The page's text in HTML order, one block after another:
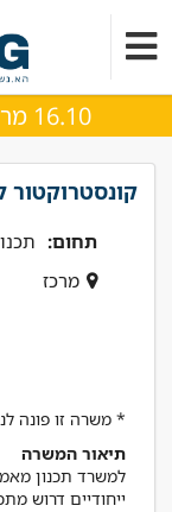
16.10 מרוץ CivilEng. בואו להירשם >>
קונסטרוקטור
תחום:
מרכז
* משרה זו פונה
תיאור המשרה
למשרד תכנון
ייחודיים דרוש